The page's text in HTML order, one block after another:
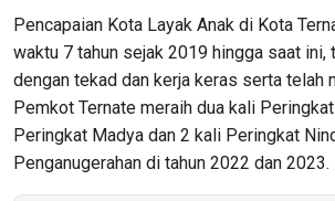
Pencapaian Kota Layak Anak di Kota
waktu 7 tahun sejak 2019 hingga saat ini,
dengan tekad dan kerja keras serta telah
Pemkot Ternate meraih dua kali
Peringkat Madya dan 2 kali Peringkat
Penganugerahan di tahun 2022 dan 2023.